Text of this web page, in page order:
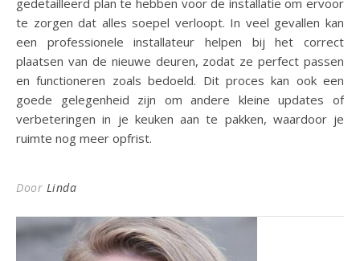
te zorgen dat alles soepel verloopt. In veel gevallen kan
een professionele installateur helpen bij het correct
plaatsen van de nieuwe deuren, zodat ze perfect passen
en functioneren zoals bedoeld. Dit proces kan ook een
goede gelegenheid zijn om andere kleine updates of
verbeteringen in je keuken aan te pakken, waardoor je
ruimte nog meer opfrist.
Door Linda